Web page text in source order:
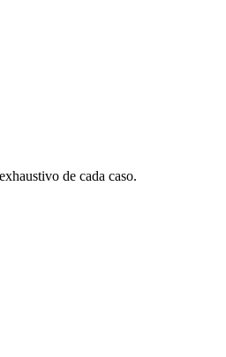
de cada caso.